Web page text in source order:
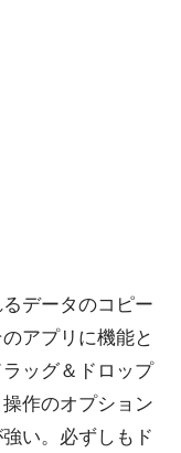
データのコピー
アプリに機能と
ッグ＆ドロップ
作のオプション
い。必ずしもド